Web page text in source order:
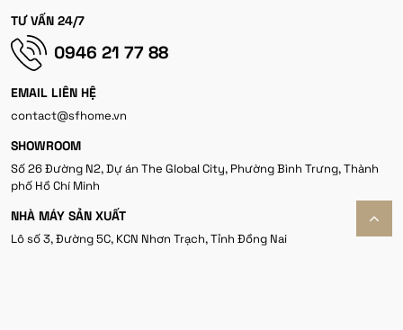
TƯ VẤN 24/7
0946 21 77 88
EMAIL LIÊN HỆ
contact@sfhome.vn
SHOWROOM
Số 26 Đường N2, Dự án The Global City, Phường Bình Trưng, Thành
phố Hồ Chí Minh
NHÀ MÁY SẢN XUẤT
Lô số 3, Đường 5C, KCN Nhơn Trạch, Tỉnh Đồng Nai